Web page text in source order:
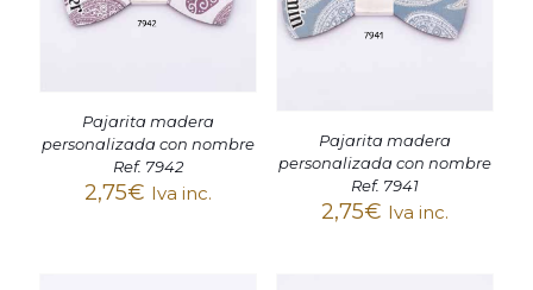
Pajarita madera
personalizada con nombre
Ref. 7942
2,75€ Iva inc.
Pajarita madera
personalizada con nombre
Ref. 7941
2,75€ Iva inc.